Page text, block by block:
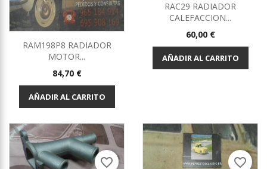
RAM198P8 RADIADOR
MOTOR...
Precio
84,70 €
AÑADIR AL CARRITO
RAC29 RADIADOR
CALEFACCION...
Precio
60,00 €
AÑADIR AL CARRITO
favorite_border favorite_border